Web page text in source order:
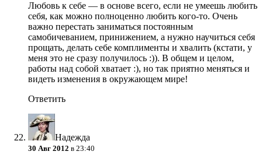
Любовь к себе — в основе всего, если не умеешь любить
себя, как можно полноценно любить кого-то. Очень
важно перестать заниматься постоянным
самобичеванием, принижением, а нужно научиться себя
прощать, делать себе комплименты и хвалить (кстати, у
меня это не сразу получилось :)). В общем и целом,
работы над собой хватает :), но так приятно меняться и
видеть изменения в окружающем мире!
Ответить
Надежда
30 Авг 2012 в 23:40